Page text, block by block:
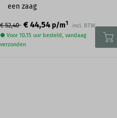
een zaag
€ 52,40 € 44,54p/m1
incl. BTW
● Voor 10.15 uur besteld, vandaag
verzonden